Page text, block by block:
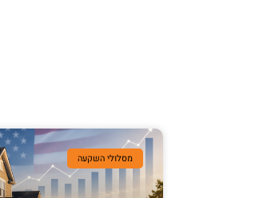
מסלולי השקעה